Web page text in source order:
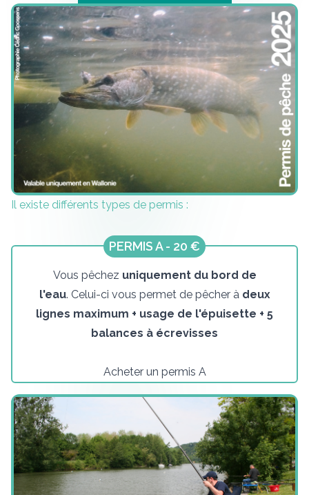
Il existe différents types de permis :
Vous pêchez uniquement du bord de
l'eau. Celui-ci vous permet de pêcher à deux
lignes maximum + usage de l'épuisette + 5
balances à écrevisses
Acheter un permis A
PERMIS A - 20 €